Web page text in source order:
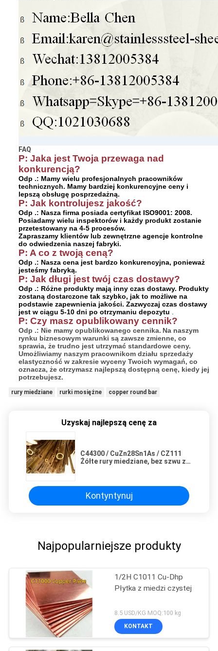
FAQ
P: Jaka jest Twoja przewaga nad
konkurencją?
Odp .: Mamy wielu profesjonalnych pracowników
technicznych. Mamy bardziej konkurencyjne ceny i
lepszą obsługę posprzedażną.
P: Jak kontrolujesz jakość?
Odp .: Nasza firma posiada certyfikat ISO9001: 2008.
Posiadamy wielu inspektorów i każdy produkt zostanie
przetestowany na 4-5 procesów.
Zapraszamy klientów lub zewnętrzne agencje kontrolne
do odwiedzenia naszej fabryki.
P: A co z twoją ceną?
Odp .: Nasza cena jest bardzo konkurencyjna, ponieważ
jesteśmy fabryką.
P: Jak długi jest twój czas dostawy?
Odp .: Różne produkty mają inny czas dostawy. Produkty
zostaną dostarczone tak szybko, jak to możliwe na
podstawie zapewnienia jakości. Zazwyczaj czas dostawy
jest w ciągu 5-10 dni po otrzymaniu depozytu
P: Czy masz opublikowany cennik?
Odp .: Nie mamy opublikowanego cennika. Na naszym
rynku biznesowym warunki są zawsze zmienne, co
sprawia, że ​​trudno jest utrzymać standardowe ceny.
Umożliwiamy naszym pracownikom działu sprzedaży
elastyczność w zakresie wyceny Twoich wymagań, co
oznacza, że ​​otrzymasz najlepszą dostępną cenę, kiedy jej
potrzebujesz.
rury miedziane rurki mosiężne copper round bar
Uzyskaj najlepszą cenę za
C44300 / CuZn28Sn1As / CZ111
Żółte rury miedziane, bez szwu z
Kontyntynuj
Najpopularniejsze produkty
1/2H C1011 Cu-Dhp
Płytka z miedzi czystej
8.5 USD/KG MOQ:100 kg
KONTAKT